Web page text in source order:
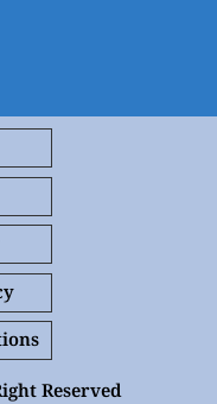
Reserved